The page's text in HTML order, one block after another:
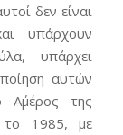
δεν είναι
υπάρχουν
υπάρχει
αυτών
της
το 1985, με